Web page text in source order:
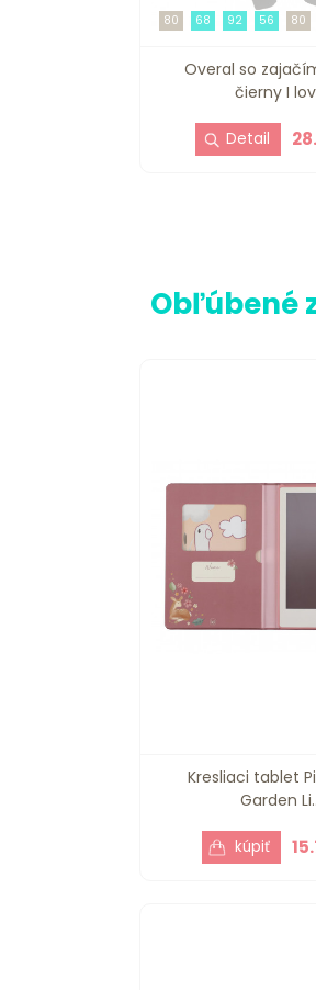
Overal so
čierny I
80 68 92 56 80
Obľúbené
Kresliaci tablet
Garden